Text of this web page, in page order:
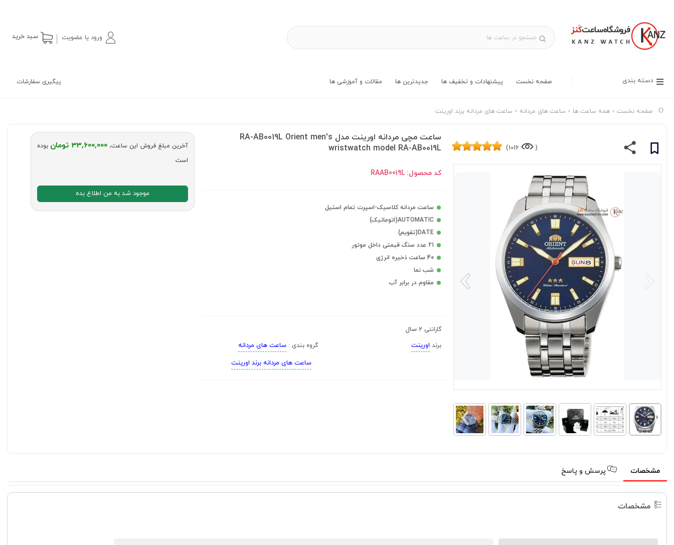
ورود یا عضویت سبد خرید
دسته بندی صفحه نخست پیشنهادات و تخفیف ها جدیدترین ها مقالات و آموزشی ها پیگیری سفارشات
صفحه نخست همه ساعت ها ساعت های مردانه ساعت های مردانه برند اورینت
(
1016)
ساعت مچی مردانه اورینت مدل RA-AB0019L Orient men's
wristwatch model RA-AB0019L
کد محصول:RAAB0019L
ساعت مردانه کلاسیک-اسپرت تمام استیل
AUTOMATIC(اتوماتیک)
DATE(تقویم)
21 عدد سنگ قیمتی داخل موتور
40 ساعت ذخیره انرژی
شب نما
مقاوم در برابر آب
گارانتی 2 سال
برند اورینت گروه بندی :ساعت های مردانه
ساعت های مردانه برند اورینت
آخرین مبلغ فروش این ساعت،33,600,000 تومان
بوده
است
موجود شد به من اطلاع بده
مشخصات پرسش و پاسخ
مشخصات